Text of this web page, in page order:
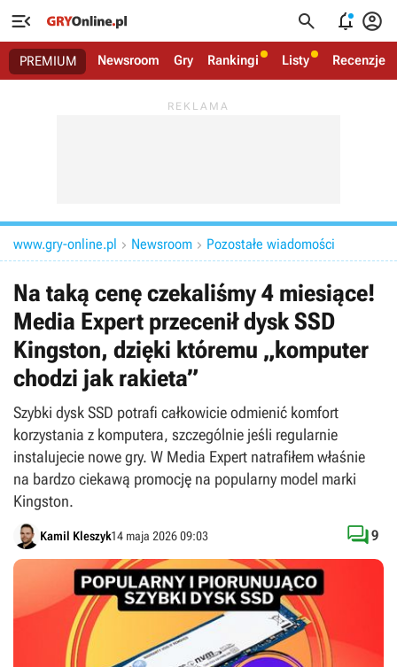
   
PREMIUM Newsroom Gry Rankingi Listy Recenzje
www.gry-online.pl  Newsroom  Pozostałe wiadomości
Na taką cenę czekaliśmy 4 miesiące!
Media Expert przecenił dysk SSD
Kingston, dzięki któremu „komputer
chodzi jak rakieta”
Szybki dysk SSD potrafi całkowicie odmienić komfort
korzystania z komputera, szczególnie jeśli regularnie
instalujecie nowe gry. W Media Expert natrafiłem właśnie
na bardzo ciekawą promocję na popularny model marki
Kingston.
Kamil Kleszyk14 maja 2026 09:03 9